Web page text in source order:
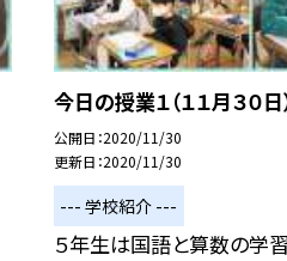
今日の授業１（１１月３０日
公開日 2020/11/30
更新日 2020/11/30
--- 学校紹介 ---
５年生は国語と算数の学習